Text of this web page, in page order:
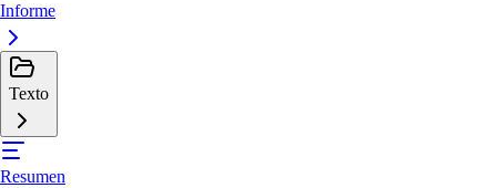
Informe
Texto
Resumen